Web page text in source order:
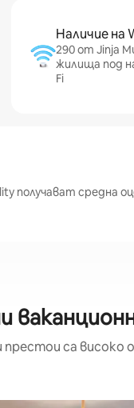
Наличие на
290 от Jinja
жилища под
Fi
получават средна
престои са